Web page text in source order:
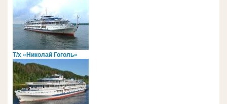
Т/х «Николай Гоголь»